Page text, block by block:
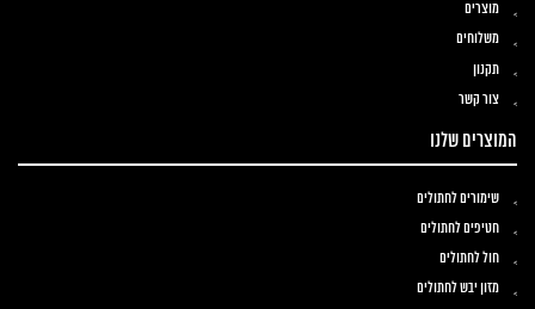
מוצרים
משלוחים
תקנון
צור קשר
המוצרים שלנו
שימורים לחתולים
חטיפים לחתולים
חול לחתולים
מזון יבש לחתולים